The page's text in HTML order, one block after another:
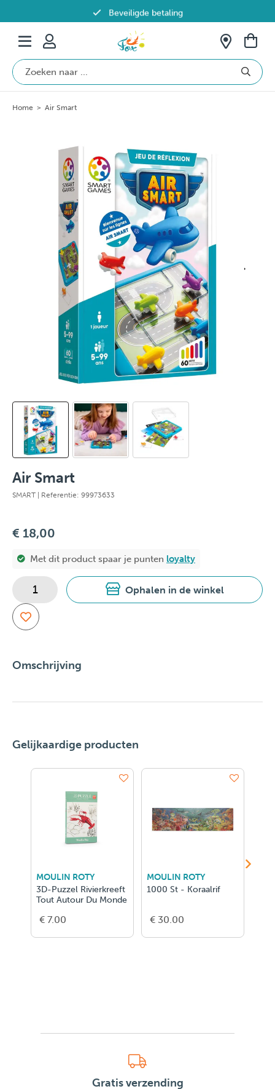
Beveiligde betaling
Gratis verzending vanaf €69 in België
Home > Air Smart
Air Smart
SMART | Referentie: 99973633
€ 18,00
Met dit product spaar je punten loyalty
Ophalen in de winkel
Omschrijving
Gelijkaardige producten
MOULIN ROTY
3D-Puzzel Rivierkreeft
Tout Autour Du Monde
€ 7.00
MOULIN ROTY
1000 St - Koraalrif
€ 30.00
Gratis verzending